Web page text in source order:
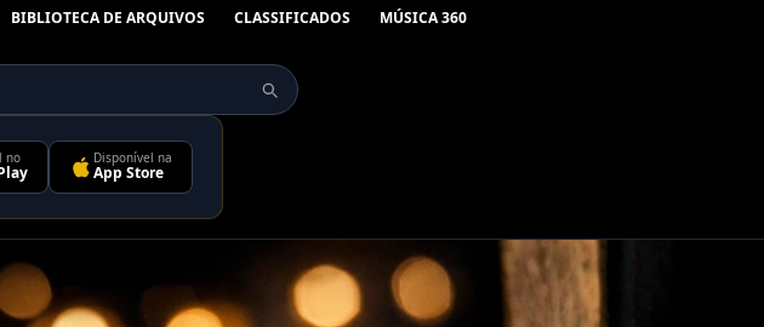
BIBLIOTECA DE ARQUIVOS CLASSIFICADOS MÚSICA 360
no Disponível na
App Store